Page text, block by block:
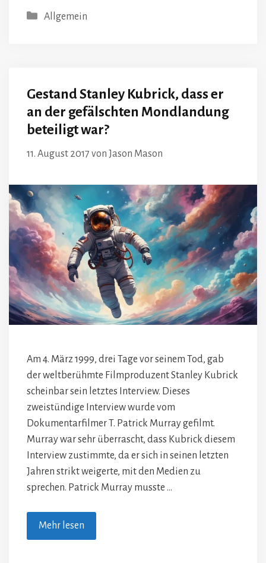
Kategorien
Allgemein
Gestand Stanley Kubrick, dass er
an der gefälschten Mondlandung
beteiligt war?
11. August 2017 von Jason Mason
Am 4. März 1999, drei Tage vor seinem Tod, gab
der weltberühmte Filmproduzent Stanley Kubrick
scheinbar sein letztes Interview. Dieses
zweistündige Interview wurde vom
Dokumentarfilmer T. Patrick Murray gefilmt.
Murray war sehr überrascht, dass Kubrick diesem
Interview zustimmte, da er sich in seinen letzten
Jahren strikt weigerte, mit den Medien zu
sprechen. Patrick Murray musste …
Mehr lesen